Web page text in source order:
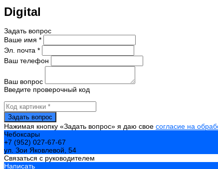
Digital
Задать вопрос
Ваше имя *
Эл. почта *
Ваш телефон
Ваш вопрос
Введите проверочный код
Нажимая кнопку «Задать вопрос» я даю свое согласие на
Чебоксары
+7 (952) 027-67-67
ул. Зои Яковлевой, 54
Связаться с руководителем
Написать